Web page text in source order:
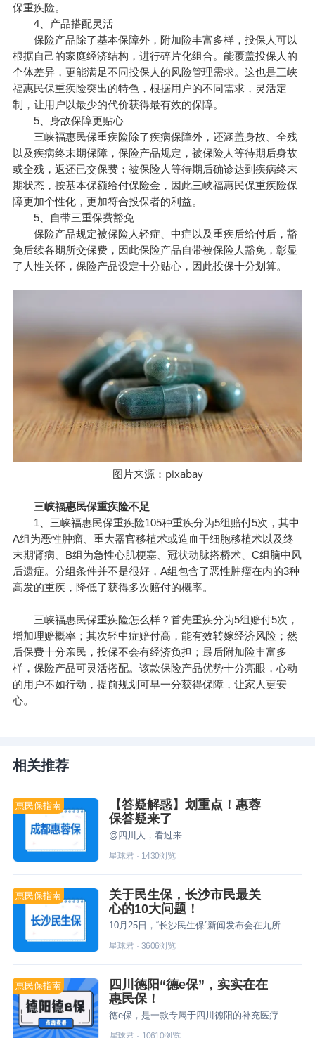
保重疾险。
4、产品搭配灵活
保险产品除了基本保障外，附加险丰富多样，投保人可以
根据自己的家庭经济结构，进行碎片化组合。能覆盖投保人的
个体差异，更能满足不同投保人的风险管理需求。这也是三峡
福惠民保重疾险突出的特色，根据用户的不同需求，灵活定
制，让用户以最少的代价获得最有效的保障。
5、身故保障更贴心
三峡福惠民保重疾险除了疾病保障外，还涵盖身故、全残
以及疾病终末期保障，保险产品规定，被保险人等待期后身故
或全残，返还已交保费；被保险人等待期后确诊达到疾病终末
期状态，按基本保额给付保险金，因此三峡福惠民保重疾险保
障更加个性化，更加符合投保者的利益。
5、自带三重保费豁免
保险产品规定被保险人轻症、中症以及重疾后给付后，豁
免后续各期所交保费，因此保险产品自带被保险人豁免，彰显
了人性关怀，保险产品设定十分贴心，因此投保十分划算。
图片来源： pixabay
三峡福惠民保重疾险不足
1、三峡福惠民保重疾险105种重疾分为5组赔付5次，其中
A组为恶性肿瘤、重大器官移植术或造血干细胞移植术以及终
末期肾病、B组为急性心肌梗塞、冠状动脉搭桥术、C组脑中风
后遗症。分组条件并不是很好，A组包含了恶性肿瘤在内的3种
高发的重疾，降低了获得多次赔付的概率。
三峡福惠民保重疾险怎么样？首先重疾分为5组赔付5次，
增加理赔概率；其次轻中症赔付高，能有效转嫁经济风险；然
后保费十分亲民，投保不会有经济负担；最后附加险丰富多
样，保险产品可灵活搭配。该款保险产品优势十分亮眼，心动
的用户不如行动，提前规划可早一分获得保障，让家人更安
心。
相关推荐
惠民保指南
【答疑解惑】划重点！惠蓉
保答疑来了
@四川人，看过来
星球君· 1430浏览
惠民保指南
关于民生保，长沙市民最关
心的10大问题！
10月25日，“长沙民生保”新闻发布会在九所宾馆举行，长沙市民终于迎来了专属的惠民保险。
星球君· 3606浏览
惠民保指南
四川德阳“德e保”，实实在在
惠民保！
德e保，是一款专属于四川德阳的补充医疗险。许多德阳朋友虽然已经买了，但是对于保障的内容还是一知半解。所以今天来跟大家聊聊，“德e保”保什么？优缺点分别是什么？适合哪些人来买？
星球君 · 10610浏览